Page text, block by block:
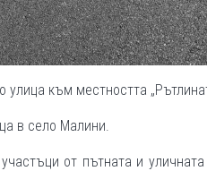
към местността
в село Малини.
от пътната и